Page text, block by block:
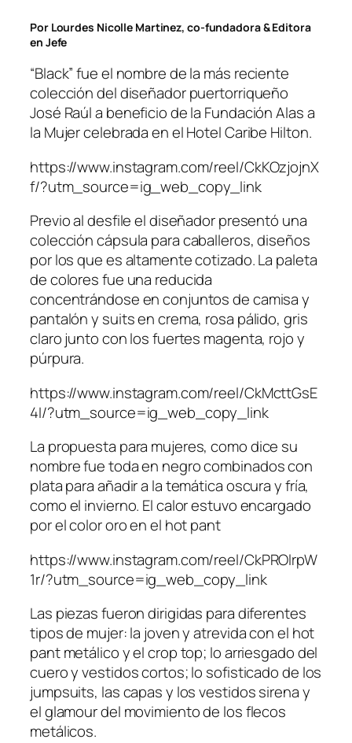
Por Lourdes Nicolle Martinez, co-fundadora & Editora
en Jefe
“Black” fue el nombre de la más reciente
colección del diseñador puertorriqueño
José Raúl a beneficio de la Fundación Alas a
la Mujer celebrada en el Hotel Caribe Hilton.
https://www.instagram.com/reel/CkKOzjojnX
f/?utm_source=ig_web_copy_link
Previo al desfile el diseñador presentó una
colección cápsula para caballeros, diseños
por los que es altamente cotizado. La paleta
de colores fue una reducida
concentrándose en conjuntos de camisa y
pantalón y suits en crema, rosa pálido, gris
claro junto con los fuertes magenta, rojo y
púrpura.
https://www.instagram.com/reel/CkMcttGsE
4I/?utm_source=ig_web_copy_link
La propuesta para mujeres, como dice su
nombre fue toda en negro combinados con
plata para añadir a la temática oscura y fría,
como el invierno. El calor estuvo encargado
por el color oro en el hot pant
https://www.instagram.com/reel/CkPROlrpW
1r/?utm_source=ig_web_copy_link
Las piezas fueron dirigidas para diferentes
tipos de mujer: la joven y atrevida con el hot
pant metálico y el crop top; lo arriesgado del
cuero y vestidos cortos; lo sofisticado de los
jumpsuits, las capas y los vestidos sirena y
el glamour del movimiento de los flecos
metálicos.